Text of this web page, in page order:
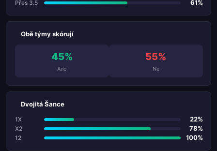
Přes 3.5 61%
Obě týmy skórují
45%
Ano
55%
Ne
Dvojitá Šance
1X 22%
X2 78%
12 100%